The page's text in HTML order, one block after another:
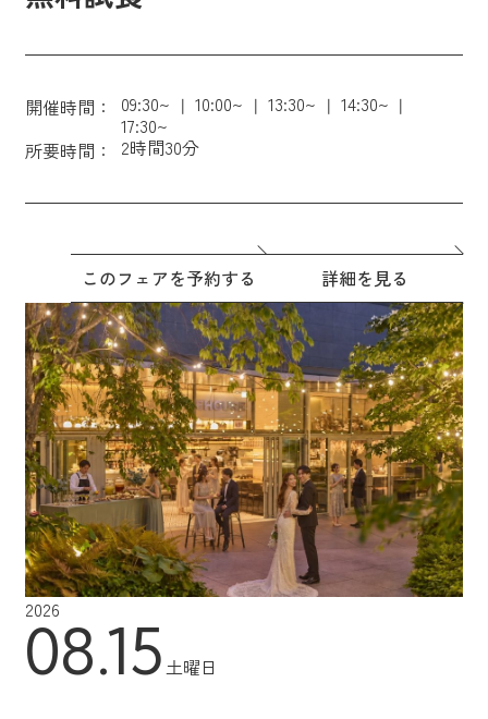
開催時間： 09:30~ 10:00~ 13:30~
14:30~
17:30~
所要時間：
2時間30分
このフェアを予約する 詳細を見る
2026
08.15土曜日